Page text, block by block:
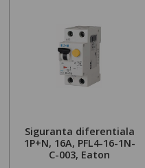
Siguranta diferentiala
1P+N, 16A, PFL4-16-1N-
C-003, Eaton